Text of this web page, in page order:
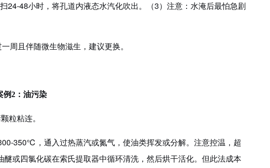
48小时，将孔道内液态水汽化吹出。 （3）注意：水淹后最怕急剧
周且伴随微生物滋生，建议更换。
例2：油污染
粒粘连。
350℃，通入过热蒸汽或氮气，使油类挥发或分解。注意控温，超
或四氯化碳在索氏提取器中循环清洗，然后烘干活化。但此法成本